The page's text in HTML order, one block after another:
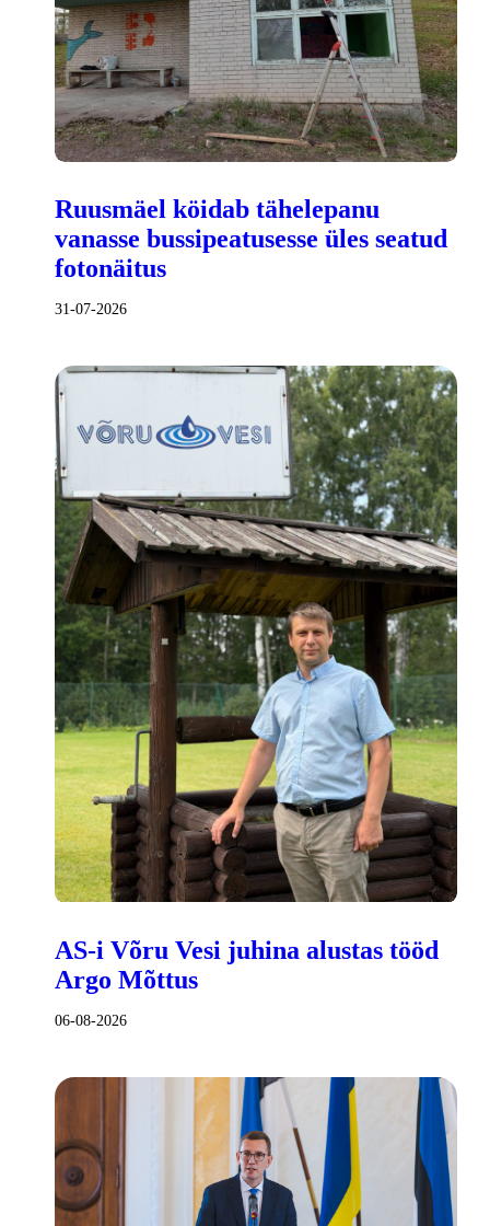
Ruusmäel köidab tähelepanu
vanasse bussipeatusesse üles seatud
fotonäitus
31-07-2026
AS-i Võru Vesi juhina alustas tööd
Argo Mõttus
06-08-2026